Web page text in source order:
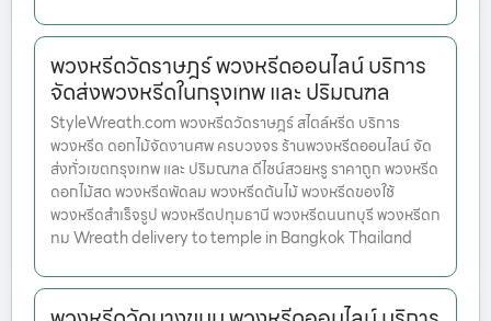
พวงหรีดวัดราษฎร์ พวงหรีดออนไลน์ บริการ
จัดส่งพวงหรีดในกรุงเทพ และ ปริมณฑล
StyleWreath.com พวงหรีดวัดราษฎร์ สไตล์หรีด บริการ
พวงหรีด ดอกไม้จัดงานศพ ครบวงจร ร้านพวงหรีดออนไลน์ จัด
ส่งทั่วเขตกรุงเทพ และ ปริมณฑล ดีไซน์สวยหรู ราคาถูก พวงหรีด
ดอกไม้สด พวงหรีดพัดลม พวงหรีดต้นไม้ พวงหรีดของใช้
พวงหรีดสำเร็จรูป พวงหรีดปทุมธานี พวงหรีดนนทบุรี พวงหรีดก
ทม Wreath delivery to temple in Bangkok Thailand